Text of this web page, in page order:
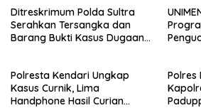
Ditreskrimum Polda Sultra
Serahkan Tersangka dan
Barang Bukti Kasus Dugaan
Kejaksaan
Polresta Kendari Ungkap
Kasus Curnik, Lima
Handphone Hasil Curian
Polres